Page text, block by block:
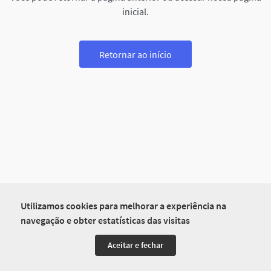
Utilizamos cookies para melhorar a experiência na
navegação e obter estatísticas das visitas
Aceitar e fechar
inicial.
Retornar ao início